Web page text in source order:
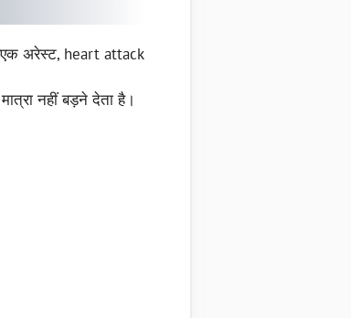
अरेस्ट, heart attack
नहीं बड़ने देता है।